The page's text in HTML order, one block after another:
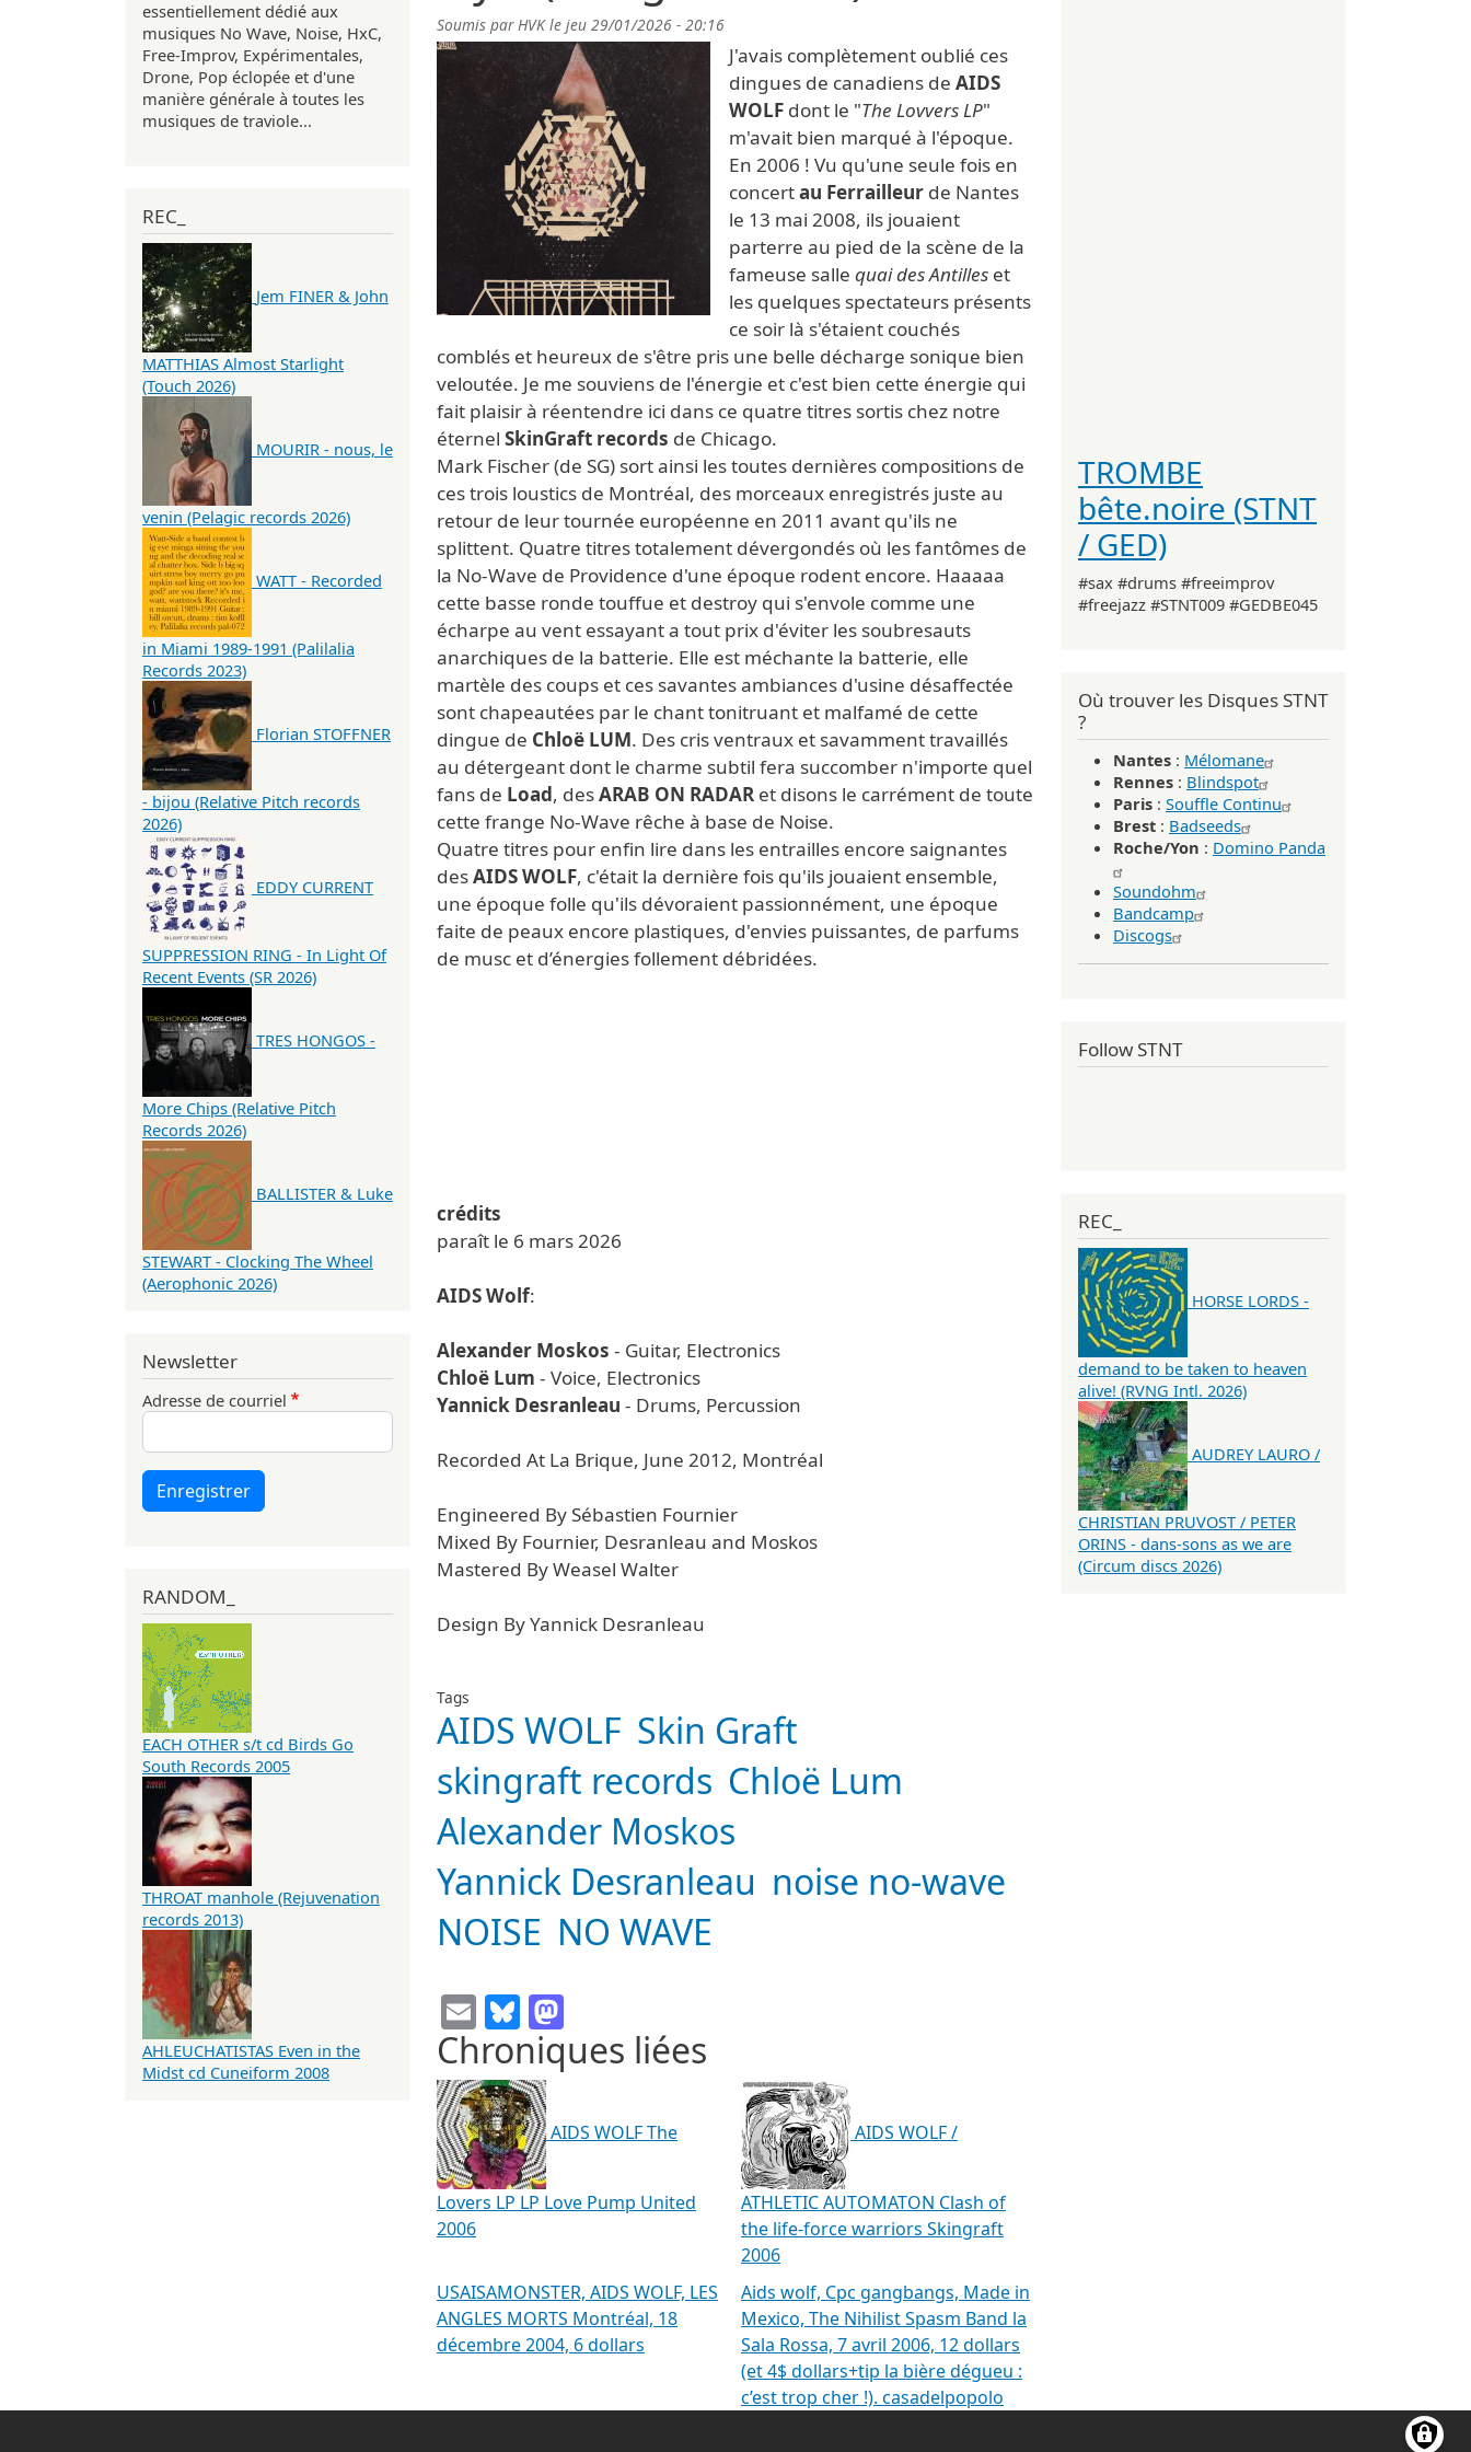
Soumis parHVKle jeu 29/01/2026 - 20:16
J'avais complètement oublié ces
dingues de canadiens deAIDS
WOLF dont le "The Lovvers LP"
m'avait bien marqué à l'époque.
En 2006 ! Vu qu'une seule fois en
concertau Ferrailleur de Nantes
le 13 mai 2008, ils jouaient
parterre au pied de la scène de la
fameuse sallequai des Antilles et
les quelques spectateurs présents
ce soir là s'étaient couchés
comblés et heureux de s'être pris une belle décharge sonique bien
veloutée. Je me souviens de l'énergie et c'est bien cette énergie qui
fait plaisir à réentendre ici dans ce quatre titres sortis chez notre
éternel SkinGraft records de Chicago.
Mark Fischer (de SG) sort ainsi les toutes dernières compositions de
ces trois loustics de Montréal, des morceaux enregistrés juste au
retour de leur tournée européenne en 2011 avant qu'ils ne
splittent. Quatre titres totalement dévergondés où les fantômes de
la No-Wave de Providence d'une époque rodent encore. Haaaaa
cette basse ronde touffue et destroy qui s'envole comme une
écharpe au vent essayant a tout prix d'éviter les soubresauts
anarchiques de la batterie. Elle est méchante la batterie, elle
martèle des coups et ces savantes ambiances d'usine désaffectée
sont chapeautées par le chant tonitruant et malfamé de cette
dingue de Chloë LUM. Des cris ventraux et savamment travaillés
au détergeant dont le charme subtil fera succomber n'importe quel
fans de Load, desARAB ON RADAR et disons le carrément de toute
cette frange No-Wave rêche à base de Noise.
Quatre titres pour enfin lire dans les entrailles encore saignantes
desAIDS WOLF, c'était la dernière fois qu'ils jouaient ensemble,
une époque folle qu'ils dévoraient passionnément, une époque
faite de peaux encore plastiques, d'envies puissantes, de parfums
de musc et d’énergies follement débridées.
crédits
paraît le 6 mars 2026
AIDS Wolf:
Alexander Moskos - Guitar, Electronics
Chloë Lum - Voice, Electronics
Yannick Desranleau - Drums, Percussion
Recorded At La Brique, June 2012, Montréal
Engineered By Sébastien Fournier
Mixed By Fournier, Desranleau and Moskos
Mastered By Weasel Walter
Design By Yannick Desranleau
Tags
AIDS WOLF Skin Graft
skingraft records Chloë Lum
Alexander Moskos
Yannick Desranleau noise no-wave
NOISE NO WAVE
EmailBluesky
Chroniques liées
AIDS WOLF The
Lovers LP LP Love Pump United
2006
AIDS WOLF /
ATHLETIC AUTOMATON Clash of
the life-force warriors Skingraft
2006
USAISAMONSTER, AIDS WOLF, LES
ANGLES MORTS Montréal, 18
décembre 2004, 6 dollars
Aids wolf, Cpc gangbangs, Made in
Mexico, The Nihilist Spasm Band la
Sala Rossa, 7 avril 2006, 12 dollars
(et 4$ dollars+tip la bière dégueu :
c’est trop cher !). casadelpopolo
essentiellement dédié aux
musiques No Wave, Noise, HxC,
Free-Improv, Expérimentales,
Drone, Pop éclopée et d'une
manière générale à toutes les
musiques de traviole...
REC_
Jem FINER & John
MATTHIAS Almost Starlight
(Touch 2026)
MOURIR - nous, le
venin (Pelagic records 2026)
WATT - Recorded
in Miami 1989-1991 (Palilalia
Records 2023)
Florian STOFFNER
- bijou (Relative Pitch records
2026)
EDDY CURRENT
SUPPRESSION RING - In Light Of
Recent Events (SR 2026)
TRES HONGOS -
More Chips (Relative Pitch
Records 2026)
BALLISTER & Luke
STEWART - Clocking The Wheel
(Aerophonic 2026)
Newsletter
Adresse de courriel
Enregistrer
RANDOM_
EACH OTHER s/t cd Birds Go
South Records 2005
THROAT manhole (Rejuvenation
records 2013)
AHLEUCHATISTAS Even in the
Midst cd Cuneiform 2008
TROMBE
bête.noire (STNT
/ GED)
#sax #drums #freeimprov
#freejazz #STNT009 #GEDBE045
Où trouver les Disques STNT
?
Nantes : Mélomane
Rennes : Blindspot
Paris : Souffle Continu
Brest : Badseeds
Roche/Yon : Domino Panda
Soundohm
Bandcamp
Discogs
Follow STNT
REC_
HORSE LORDS -
demand to be taken to heaven
alive! (RVNG Intl. 2026)
AUDREY LAURO /
CHRISTIAN PRUVOST / PETER
ORINS - dans-sons as we are
(Circum discs 2026)